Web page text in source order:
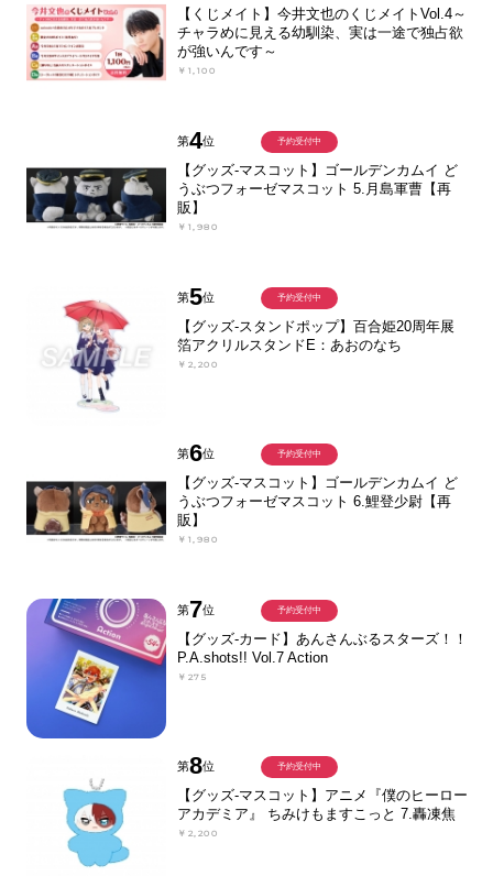
【くじメイト】今井文也のくじメイトVol.4～
チャラめに見える幼馴染、実は一途で独占欲
が強いんです～
￥1,100
第4位
【グッズ-マスコット】ゴールデンカムイ ど
うぶつフォーゼマスコット 5.月島軍曹【再
販】
￥1,980
予約受付中
第5位
【グッズ-スタンドポップ】百合姫20周年展
箔アクリルスタンドE：あおのなち
￥2,200
予約受付中
第6位
【グッズ-マスコット】ゴールデンカムイ ど
うぶつフォーゼマスコット 6.鯉登少尉【再
販】
￥1,980
予約受付中
第7位
【グッズ-カード】あんさんぶるスターズ！！
P.A.shots!! Vol.7 Action
￥275
予約受付中
第8位
【グッズ-マスコット】アニメ『僕のヒーロー
アカデミア』 ちみけもますこっと 7.轟凍焦
￥2,200
予約受付中